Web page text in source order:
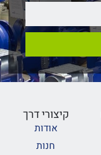
קיצורי דרך
אודות
חנות